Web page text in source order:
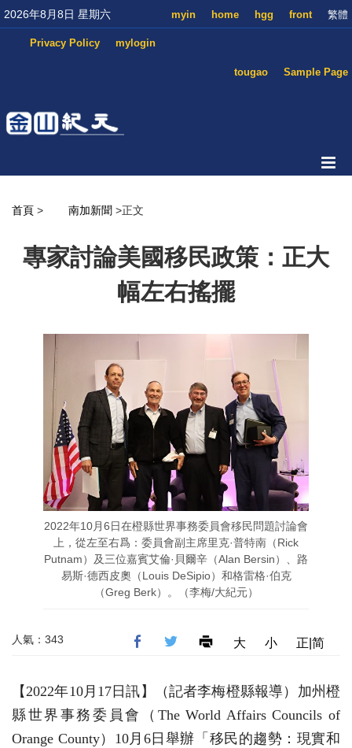
2026年8月8日 星期六 繁體
front
hgg
home
myin
mylogin
Privacy Policy
Sample Page
tougao
首頁 > 南加新聞 >正文
專家討論美國移民政策：正大
幅左右搖擺
2022年10月6日在橙縣世界事務委員會移民問題討論會
上，從左至右爲：委員會副主席里克·普特南（Rick
Putnam）及三位嘉賓艾倫·貝爾辛（Alan Bersin）、路
易斯·德西皮奧（Louis DeSipio）和格雷格·伯克
（Greg Berk）。（李梅/大紀元）
人氣：343 大 小 正|简
【2022年10月17日訊】（記者李梅橙縣報導）加州橙
縣世界事務委員會（The World Affairs Councils of
Orange County）10月6日舉辦「移民的趨勢：現實和